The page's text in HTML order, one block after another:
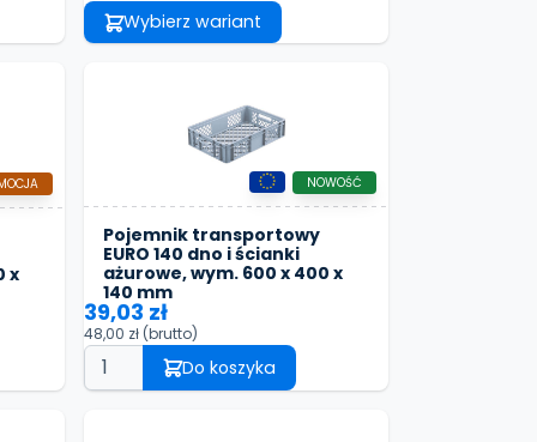
Wybierz wariant
x
Pojemnik transportowy
EURO 140 dno i ścianki
ażurowe, wym. 600 x 400 x
140 mm
NOWOŚĆ
39,03 zł
48,00 zł (brutto)
Do koszyka